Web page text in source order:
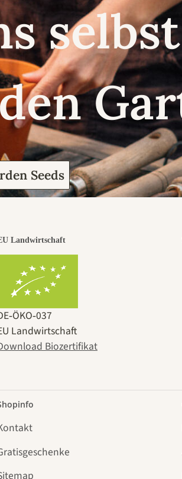
Seeds
Landwirtschaft
Landwirtschaft
Biozertifikat